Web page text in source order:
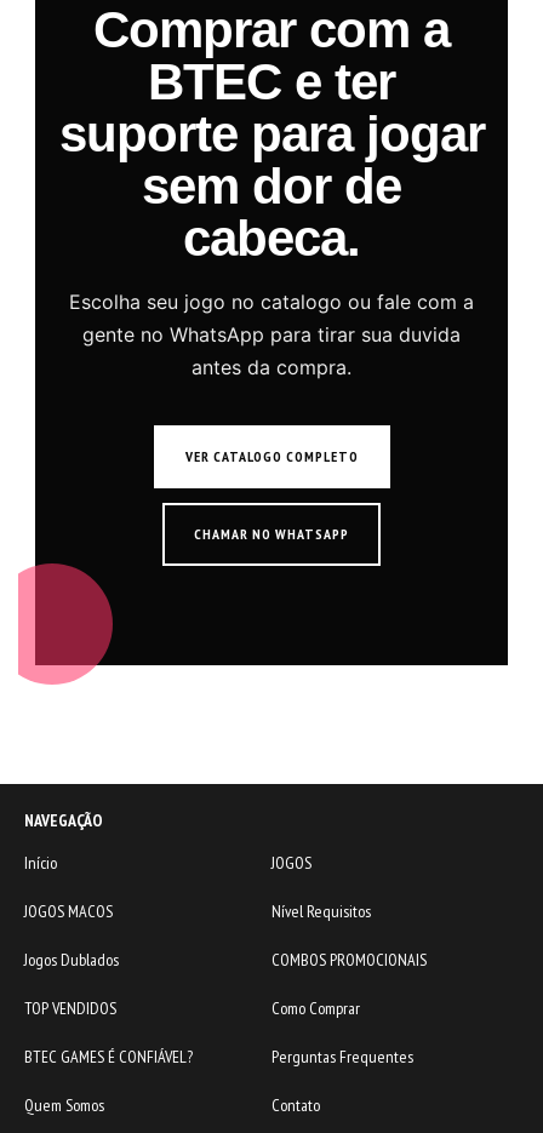
Comprar com a
BTEC e ter
suporte para jogar
sem dor de
cabeca.
Escolha seu jogo no catalogo ou fale com a
gente no WhatsApp para tirar sua duvida
antes da compra.
VER CATALOGO COMPLETO
CHAMAR NO WHATSAPP
NAVEGAÇÃO
Início
JOGOS
JOGOS MACOS Nível Requisitos
Jogos Dublados COMBOS PROMOCIONAIS
TOP VENDIDOS Como Comprar
BTEC GAMES É CONFIÁVEL? Perguntas Frequentes
Quem Somos Contato